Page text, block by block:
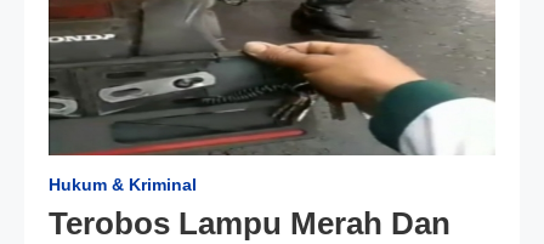
Hukum & Kriminal
Terobos Lampu Merah Dan